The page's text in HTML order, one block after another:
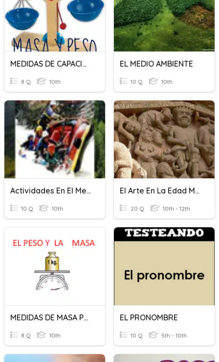
MEDIDAS DE CAPACIDAD Y DE PESO
8 Q 10th
EL MEDIO AMBIENTE
10 Q 10th
Actividades En El Medio Natural
10 Q 10th
El Arte En La Edad Media
20 Q 10th - 12th
MEDIDAS DE MASA PESO
8 Q 10th
EL PRONOMBRE
10 Q 5th - 10th